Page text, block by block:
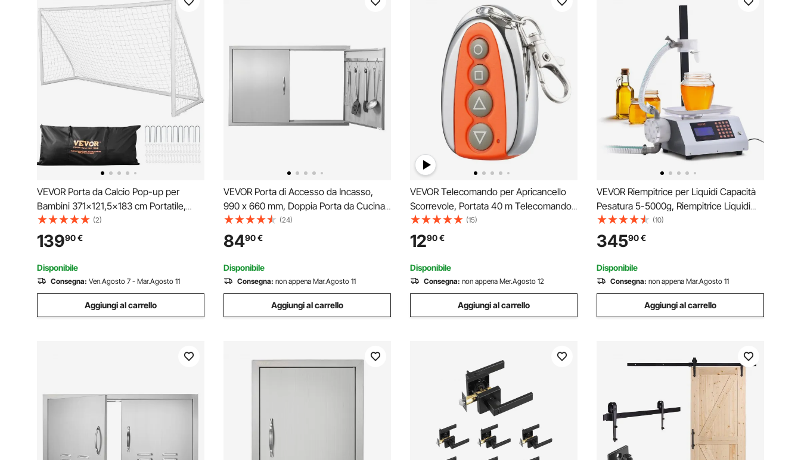
VEVOR Porta da Calcio Pop-up per
Bambini 371x121,5x183 cm Portatile,
Cancello da Calcio per Bambini da
Giardino Portatile Telaio in PVC PE per
l'Allenamento, Porta da Calcio per
Bambini da Cortile
(2)
13990€
Disponibile
Consegna: Ven.Agosto 7 - Mar.Agosto 11
Aggiungi al carrello
VEVOR Porta di Accesso da Incasso,
990 x 660 mm, Doppia Porta da Cucina
per Esterni, Porta in Acciaio Inox
Montaggio a Incasso, Porta a Parete
Verticale, Stazione Cucina da Esterno
(24)
8490€
Disponibile
Consegna: non appena Mar.Agosto 11
Aggiungi al carrello
VEVOR Telecomando per Apricancello
Scorrevole, Portata 40 m Telecomando
per Apricancello Automatico a 4
Pulsanti, per Chiudiporta Elettrico
Multicodice per Cancello Scorrevole e
Vialetto
(15)
1290€
Disponibile
Consegna: non appena Mer.Agosto 12
Aggiungi al carrello
VEVOR Riempitrice per Liquidi Capacità
Pesatura 5-5000g, Riempitrice Liquidi
Automatica per Bottiglie Controllo
Digitale, Riempitrice da Banco con
Pompa Peristaltica Liquido ad alta
Viscosità
(10)
34590€
Disponibile
Consegna: non appena Mar.Agosto 11
Aggiungi al carrello